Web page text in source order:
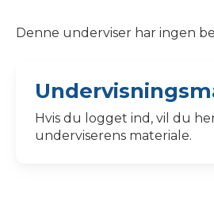
Denne underviser har ingen
Hvis du logget ind, vil du
underviserens materiale.